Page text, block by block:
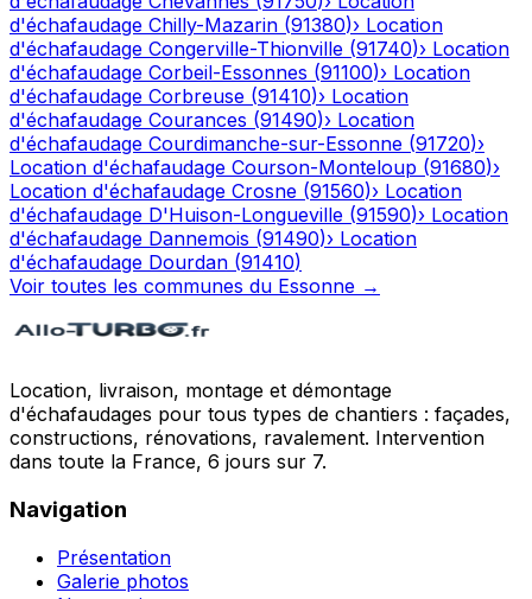
d'échafaudage Chilly-Mazarin (91380)› Location
d'échafaudage Congerville-Thionville (91740)› Location
d'échafaudage Corbeil-Essonnes (91100)› Location
d'échafaudage Corbreuse (91410)› Location
d'échafaudage Courances (91490)› Location
d'échafaudage Courdimanche-sur-Essonne (91720)›
Location d'échafaudage Courson-Monteloup (91680)›
Location d'échafaudage Crosne (91560)› Location
d'échafaudage D'Huison-Longueville (91590)› Location
d'échafaudage Dannemois (91490)› Location
d'échafaudage Dourdan (91410)
Voir toutes les communes du Essonne →
Location, livraison, montage et démontage
d'échafaudages pour tous types de chantiers : façades,
constructions, rénovations, ravalement. Intervention
dans toute la France, 6 jours sur 7.
Navigation
Présentation
Galerie photos